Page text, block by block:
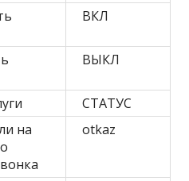
ВКЛ
ВЫКЛ
СТАТУС
на
otkaz